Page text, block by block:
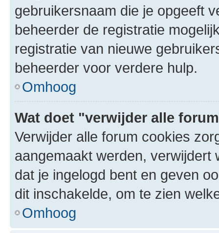
gebruikersnaam die je opgeeft
beheerder de registratie
registratie van nieuwe
beheerder voor verdere hulp.
Omhoog
Wat doet "verwijder alle
Verwijder alle forum cookies
aangemaakt werden,
dat je ingelogd bent en geven
dit inschakelde, om te zien
Omhoog